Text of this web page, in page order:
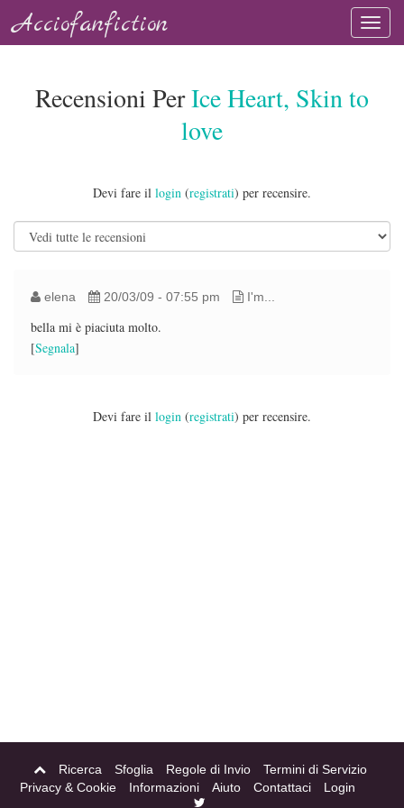
Acciofanfiction
Recensioni PerIce Heart, Skin to
love
Devi fare il login (registrati) per recensire.
elena 20/03/09 - 07:55 pm I'm...
bella mi è piaciuta molto.
[Segnala]
Devi fare il login (registrati) per recensire.
Ricerca Sfoglia Regole di Invio
Termini di Servizio
Privacy & Cookie
Informazioni Aiuto Contattaci Login